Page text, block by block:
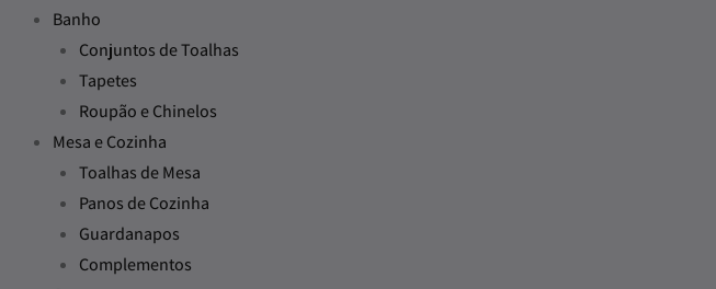
Banho
Conjuntos de Toalhas
Tapetes
Roupão e Chinelos
Mesa e Cozinha
Toalhas de Mesa
Panos de Cozinha
Guardanapos
Complementos